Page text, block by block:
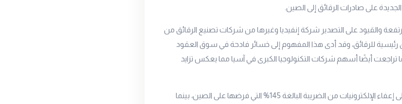
على صادرات الرقائق إلى الصين.
والقيود على التصدير شركة إنفيديا وغيرها من شركات تصنيع الرقائق من
رئيسية للرقائق، وقد أدى هذا المفهوم إلى خسائر فادحة في سوق العقود
تراجعت أيضًا أسهم شركات التكنولوجيا الكبرى في آسيا مما يعكس تزايد
كانت إدارة ترامب قد أشارت إلى إعفاء الإلكترونيات من الضريبة البالغة 145% التي فرضها على الصين، بينما